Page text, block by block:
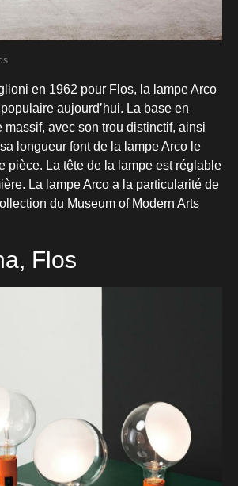
en 1962 pour Flos, la lampe Arco
aujourd’hui. La base en
massif, avec son trou distinctif, ainsi
longueur font de la lampe Arco le
pièce. La tête de la lampe est réglable
La lampe Arco a la particularité de
du Museum of Modern Arts
Flos